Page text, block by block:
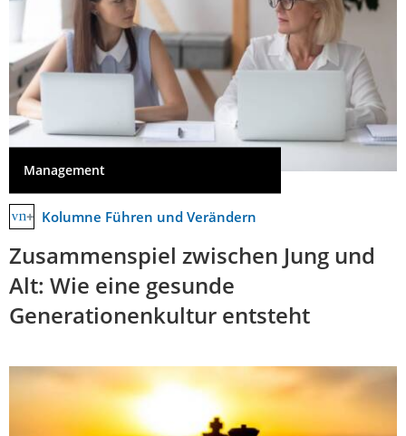
Management
Kolumne Führen und Verändern
Zusammenspiel zwischen Jung und
Alt: Wie eine gesunde
Generationenkultur entsteht